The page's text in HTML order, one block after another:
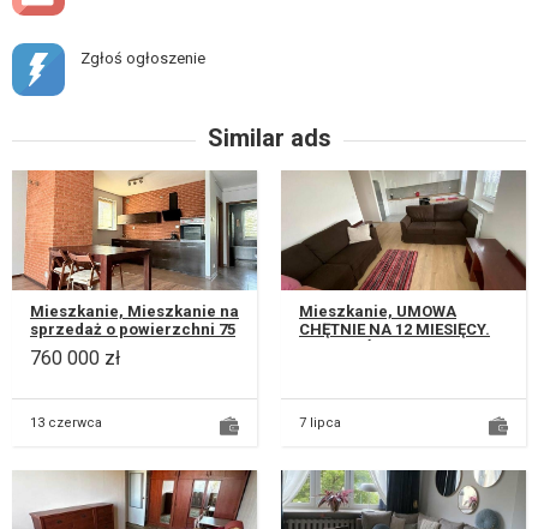
Zgłoś ogłoszenie
Similar ads
Mieszkanie, Mieszkanie na
sprzedaż o powierzchni 75
m² znajduje się na
pierwszym piętrze bloku.
760 000 zł
13 czerwca
Mieszkanie, UMOWA
CHĘTNIE NA 12 MIESIĘCY.
UZGODNIENIA....
7 lipca